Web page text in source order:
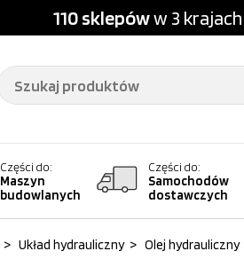
110 sklepóww 3 krajach
Części do:
Maszyn
budowlanych
Części do:
Samochodów
dostawczych
> Układ hydrauliczny > Olej hydrauliczny